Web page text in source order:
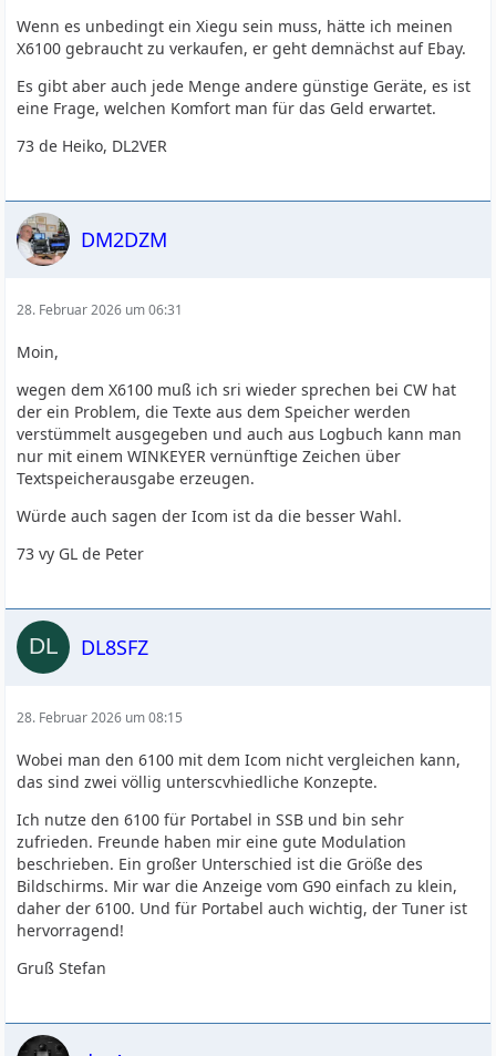
Wenn es unbedingt ein Xiegu sein muss, hätte ich meinen
X6100 gebraucht zu verkaufen, er geht demnächst auf Ebay.
Es gibt aber auch jede Menge andere günstige Geräte, es ist
eine Frage, welchen Komfort man für das Geld erwartet.
73 de Heiko, DL2VER
DM2DZM
28. Februar 2026 um 06:31
Moin,
wegen dem X6100 muß ich sri wieder sprechen bei CW hat
der ein Problem, die Texte aus dem Speicher werden
verstümmelt ausgegeben und auch aus Logbuch kann man
nur mit einem WINKEYER vernünftige Zeichen über
Textspeicherausgabe erzeugen.
Würde auch sagen der Icom ist da die besser Wahl.
73 vy GL de Peter
DL8SFZ
28. Februar 2026 um 08:15
Wobei man den 6100 mit dem Icom nicht vergleichen kann,
das sind zwei völlig unterscvhiedliche Konzepte.
Ich nutze den 6100 für Portabel in SSB und bin sehr
zufrieden. Freunde haben mir eine gute Modulation
beschrieben. Ein großer Unterschied ist die Größe des
Bildschirms. Mir war die Anzeige vom G90 einfach zu klein,
daher der 6100. Und für Portabel auch wichtig, der Tuner ist
hervorragend!
Gruß Stefan